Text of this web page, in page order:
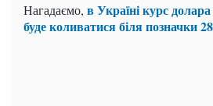
Нагадаємо, в Україні курс
буде коливатися біля позначки